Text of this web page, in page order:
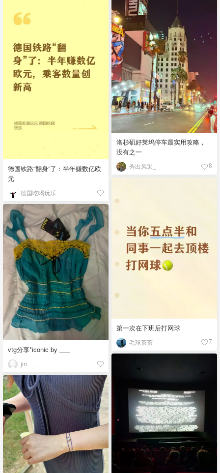
德国铁路“翻身”了：半年赚数亿欧
元
德国吃喝玩乐
洛杉矶好莱坞停车最实用攻略，
没有之一
秀出风采_ 8
第一次在下班后打网球
毛球茶茶 7
vtg分享*iconic by ___
jin___